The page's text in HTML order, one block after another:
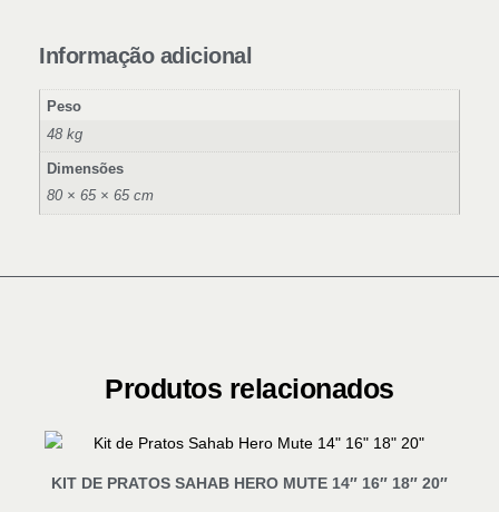
Informação adicional
Peso
48 kg
Dimensões
80 × 65 × 65 cm
Produtos relacionados
KIT DE PRATOS SAHAB HERO MUTE 14″ 16″ 18″ 20″